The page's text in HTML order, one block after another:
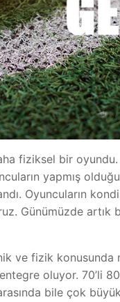
fiziksel bir
yapmış
Oyuncuların
Günümüzde artık
ve fizik konusunda
oluyor. 70’li
bile çok